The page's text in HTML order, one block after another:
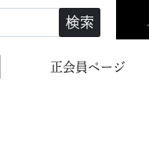
検索
正会員ページ